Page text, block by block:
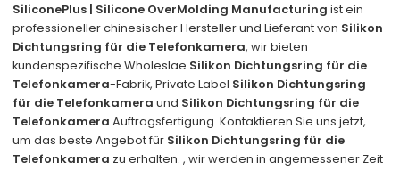
SiliconePlus | Silicone OverMolding Manufacturing ist ein
professioneller chinesischer Hersteller und Lieferant von Silikon
Dichtungsring für die Telefonkamera, wir bieten
kundenspezifische Wholeslae Silikon Dichtungsring für die
Telefonkamera-Fabrik, Private Label Silikon Dichtungsring
für die Telefonkamera und Silikon Dichtungsring für die
Telefonkamera Auftragsfertigung. Kontaktieren Sie uns jetzt,
um das beste Angebot für Silikon Dichtungsring für die
Telefonkamera zu erhalten. , wir werden in angemessener Zeit